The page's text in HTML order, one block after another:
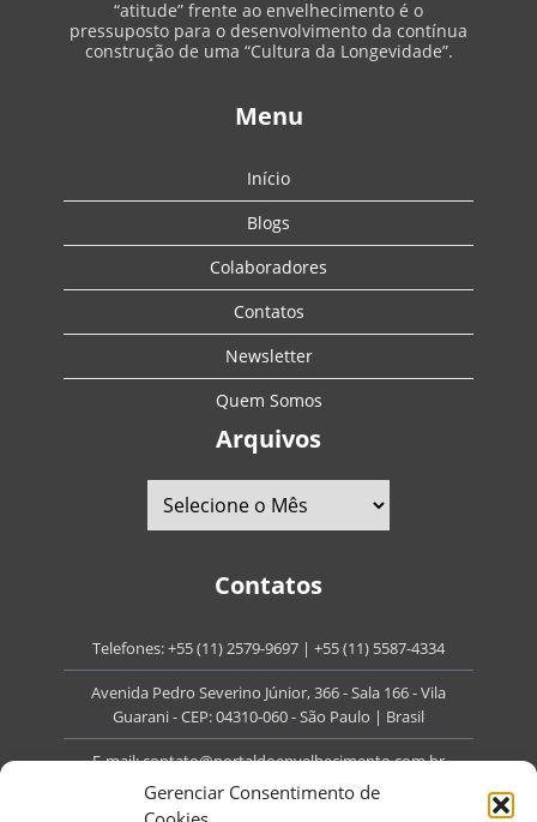
Gerenciar Consentimento de
“atitude” frente ao envelhecimento é o
pressuposto para o desenvolvimento da contínua
construção de uma “Cultura da Longevidade”.
Menu
Início
Blogs
Colaboradores
Contatos
Newsletter
Quem Somos
Arquivos
Contatos
Telefones:+55 (11) 2579-9697 | +55 (11) 5587-4334
Avenida Pedro Severino Júnior, 366 - Sala 166 - Vila
Guarani - CEP: 04310-060 - São Paulo | Brasil
E-mail:contato@portaldoenvelhecimento.com.br
Website:portaldoenvelhecimento.com.br